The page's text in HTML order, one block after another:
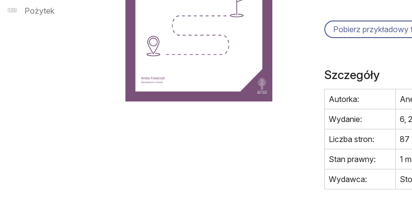
Pożytek
Pobierz przykładowy
Szczegóły
Autorka:
Wydanie: 6,
Liczba stron: 87
Stan prawny: 1
Wydawca: